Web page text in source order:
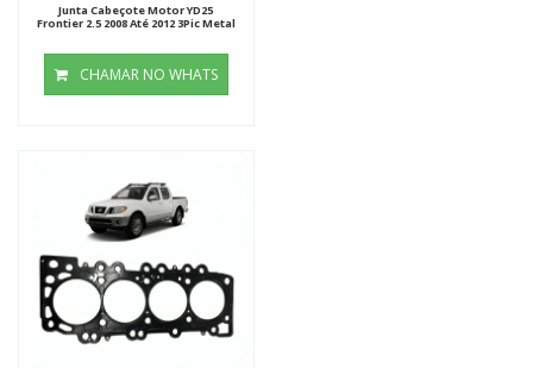
Junta Cabeçote Motor YD25
Frontier 2.5 2008 Até 2012 3Pic Metal
CHAMAR NO WHATS